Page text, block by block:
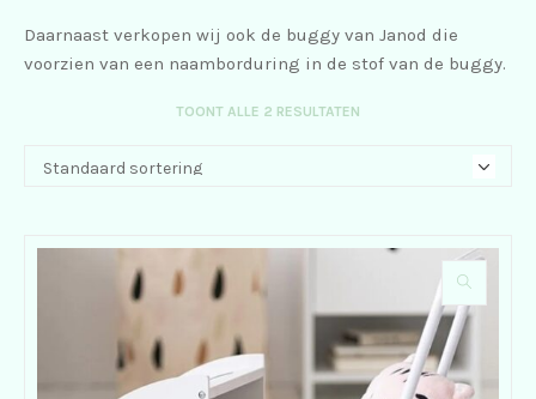
Daarnaast verkopen wij ook de buggy van Janod die
voorzien van een naamborduring in de stof van de buggy.
TOONT ALLE 2 RESULTATEN